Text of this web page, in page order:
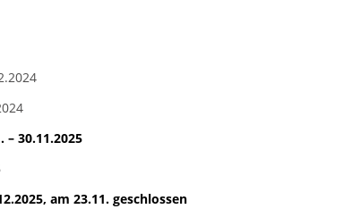
– 30.11.2025
am 23.11. geschlossen